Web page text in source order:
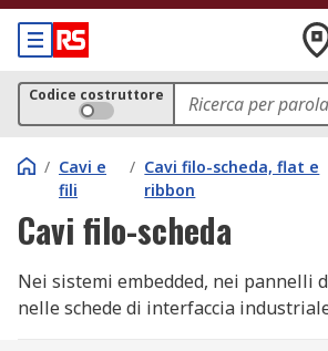
Codice costruttore
/ Cavi e
fili
/ Cavi filo-scheda, flat e
ribbon
Cavi filo-scheda
Nei sistemi embedded, nei pannelli
nelle schede di interfaccia